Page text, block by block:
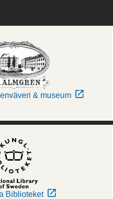
& museum
Biblioteket